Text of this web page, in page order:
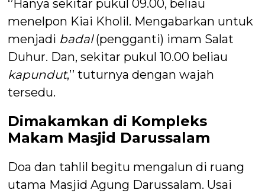
‘’Hanya sekitar pukul 09.00, beliau
menelpon Kiai Kholil. Mengabarkan untuk
menjadi badal(pengganti) imam Salat
Duhur. Dan, sekitar pukul 10.00 beliau
kapundut,’’ tuturnya dengan wajah
tersedu.
Dimakamkan di Kompleks
Makam Masjid Darussalam
Doa dan tahlil begitu mengalun di ruang
utama Masjid Agung Darussalam. Usai